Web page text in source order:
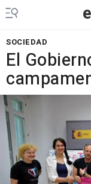
SOCIEDAD
El